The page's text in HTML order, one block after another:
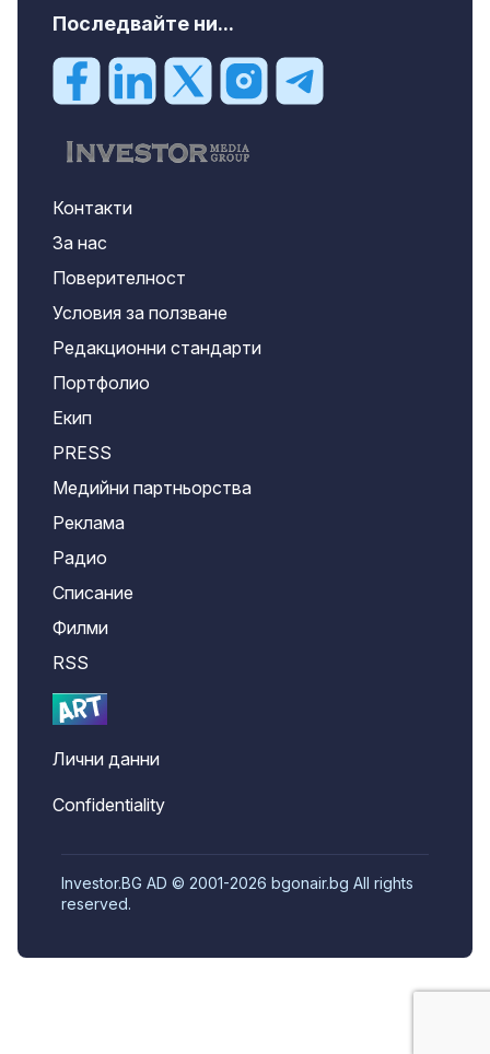
Последвайте ни...
Контакти
За нас
Поверителност
Условия за ползване
Редакционни стандарти
Портфолио
Екип
PRESS
Медийни партньорства
Реклама
Радио
Списание
Филми
RSS
Лични данни
Confidentiality
Investor.BG AD © 2001-2026 bgonair.bg All rights
reserved.